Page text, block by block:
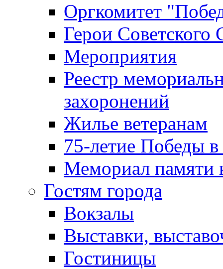
Оргкомитет
Герои Советского
Мероприятия
Реестр
захоронений
Жилье ветеранам
75-летие Победы
Мемориал памяти
Гостям города
Вокзалы
Выставки,
Гостиницы